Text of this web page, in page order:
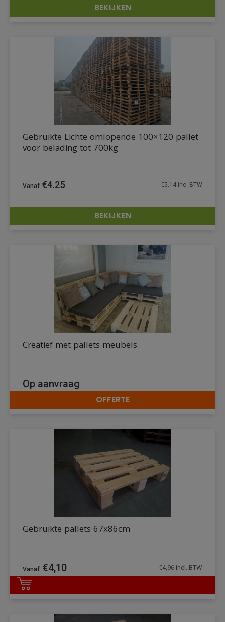
DETAILS
BEKIJKEN
DETAILS
Gebruikte Lichte omlopende 100×120 pallet
voor belading tot 700kg
€4.25 €5.14 inc. BTW
BEKIJKEN
DETAILS
Creatief met pallets meubels
Op aanvraag
OFFERTE
DETAILS
Gebruikte pallets 67x86cm
€4,10 €4,96 incl. BTW